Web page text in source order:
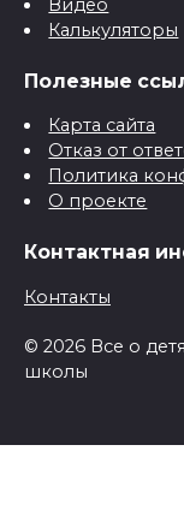
Калькуляторы
Полезные
Карта сайта
Отказ от
Политика
О проекте
Контактная
Контакты
© 2026 Все о
школы